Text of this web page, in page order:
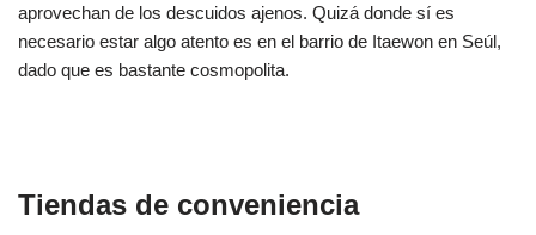
aprovechan de los descuidos ajenos. Quizá donde sí es
necesario estar algo atento es en el barrio de Itaewon en Seúl,
dado que es bastante cosmopolita.
Tiendas de conveniencia